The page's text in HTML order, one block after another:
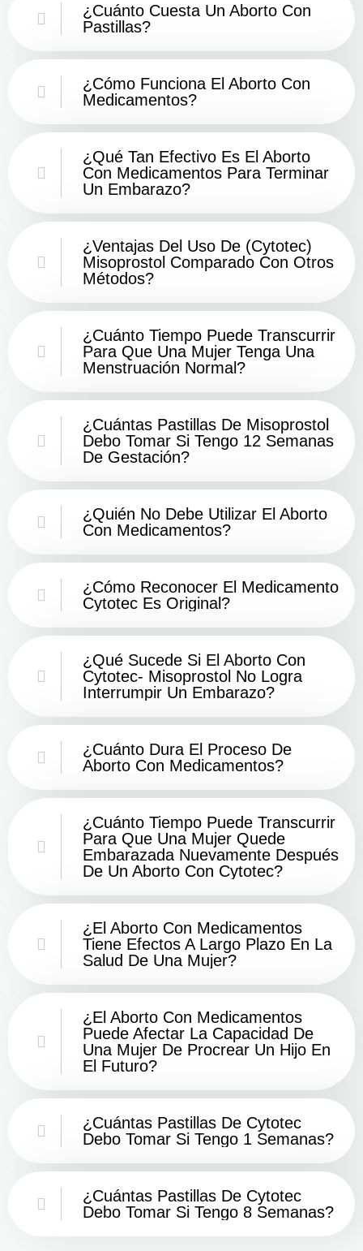
¿Cuánto Cuesta Un Aborto Con
Pastillas?
¿Cómo Funciona El Aborto Con
Medicamentos?
¿Qué Tan Efectivo Es El Aborto
Con Medicamentos Para Terminar
Un Embarazo?
¿Ventajas Del Uso De (Cytotec)
Misoprostol Comparado Con Otros
Métodos?
¿Cuánto Tiempo Puede Transcurrir
Para Que Una Mujer Tenga Una
Menstruación Normal?
¿Cuántas Pastillas De Misoprostol
Debo Tomar Si Tengo 12 Semanas
De Gestación?
¿Quién No Debe Utilizar El Aborto
Con Medicamentos?
¿Cómo Reconocer El Medicamento
Cytotec Es Original?
¿Qué Sucede Si El Aborto Con
Cytotec- Misoprostol No Logra
Interrumpir Un Embarazo?
¿Cuánto Dura El Proceso De
Aborto Con Medicamentos?
¿Cuánto Tiempo Puede Transcurrir
Para Que Una Mujer Quede
Embarazada Nuevamente Después
De Un Aborto Con Cytotec?
¿El Aborto Con Medicamentos
Tiene Efectos A Largo Plazo En La
Salud De Una Mujer?
¿El Aborto Con Medicamentos
Puede Afectar La Capacidad De
Una Mujer De Procrear Un Hijo En
El Futuro?
¿Cuántas Pastillas De Cytotec
Debo Tomar Si Tengo 1 Semanas?
¿Cuántas Pastillas De Cytotec
Debo Tomar Si Tengo 8 Semanas?